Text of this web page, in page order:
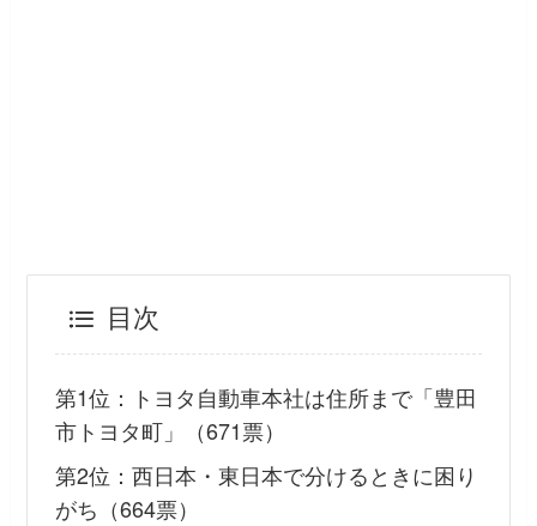
目次
第1位：トヨタ自動車本社は住所まで「豊田
市トヨタ町」（671票）
第2位：西日本・東日本で分けるときに困り
がち（664票）